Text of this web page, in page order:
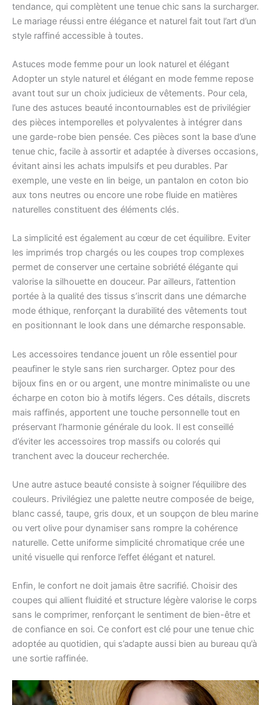
tendance, qui complètent une tenue chic sans la surcharger.
Le mariage réussi entre élégance et naturel fait tout l’art d’un
style raffiné accessible à toutes.
Astuces mode femme pour un look naturel et élégant
Adopter un style naturel et élégant en mode femme repose
avant tout sur un choix judicieux de vêtements. Pour cela,
l’une des astuces beauté incontournables est de privilégier
des pièces intemporelles et polyvalentes à intégrer dans
une garde-robe bien pensée. Ces pièces sont la base d’une
tenue chic, facile à assortir et adaptée à diverses occasions,
évitant ainsi les achats impulsifs et peu durables. Par
exemple, une veste en lin beige, un pantalon en coton bio
aux tons neutres ou encore une robe fluide en matières
naturelles constituent des éléments clés.
La simplicité est également au cœur de cet équilibre. Eviter
les imprimés trop chargés ou les coupes trop complexes
permet de conserver une certaine sobriété élégante qui
valorise la silhouette en douceur. Par ailleurs, l’attention
portée à la qualité des tissus s’inscrit dans une démarche
mode éthique, renforçant la durabilité des vêtements tout
en positionnant le look dans une démarche responsable.
Les accessoires tendance jouent un rôle essentiel pour
peaufiner le style sans rien surcharger. Optez pour des
bijoux fins en or ou argent, une montre minimaliste ou une
écharpe en coton bio à motifs légers. Ces détails, discrets
mais raffinés, apportent une touche personnelle tout en
préservant l’harmonie générale du look. Il est conseillé
d’éviter les accessoires trop massifs ou colorés qui
tranchent avec la douceur recherchée.
Une autre astuce beauté consiste à soigner l’équilibre des
couleurs. Privilégiez une palette neutre composée de beige,
blanc cassé, taupe, gris doux, et un soupçon de bleu marine
ou vert olive pour dynamiser sans rompre la cohérence
naturelle. Cette uniforme simplicité chromatique crée une
unité visuelle qui renforce l’effet élégant et naturel.
Enfin, le confort ne doit jamais être sacrifié. Choisir des
coupes qui allient fluidité et structure légère valorise le corps
sans le comprimer, renforçant le sentiment de bien-être et
de confiance en soi. Ce confort est clé pour une tenue chic
adoptée au quotidien, qui s’adapte aussi bien au bureau qu’à
une sortie raffinée.